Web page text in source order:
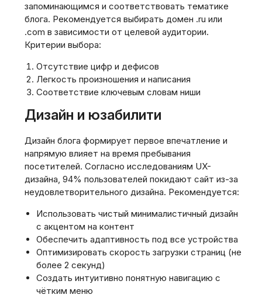
запоминающимся и соответствовать тематике
блога. Рекомендуется выбирать домен .ru или
.com в зависимости от целевой аудитории.
Критерии выбора:
Отсутствие цифр и дефисов
Легкость произношения и написания
Соответствие ключевым словам ниши
Дизайн и юзабилити
Дизайн блога формирует первое впечатление и
напрямую влияет на время пребывания
посетителей. Согласно исследованиям UX-
дизайна, 94% пользователей покидают сайт из-за
неудовлетворительного дизайна. Рекомендуется:
Использовать чистый минималистичный дизайн
с акцентом на контент
Обеспечить адаптивность под все устройства
Оптимизировать скорость загрузки страниц (не
более 2 секунд)
Создать интуитивно понятную навигацию с
чётким меню